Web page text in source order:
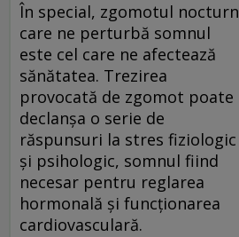
În special, zgomotul nocturn
care ne perturbă somnul
este cel care ne afectează
sănătatea. Trezirea
provocată de zgomot poate
declanșa o serie de
răspunsuri la stres fiziologic
și psihologic, somnul fiind
necesar pentru reglarea
hormonală și funcționarea
cardiovasculară.